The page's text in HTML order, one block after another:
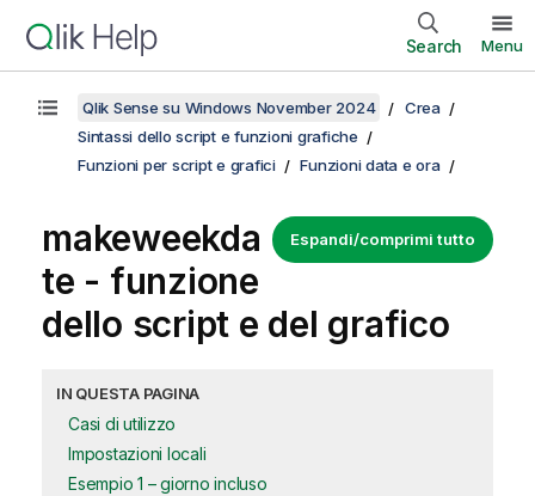
Search Menu
Qlik Sense su Windows November 2024
Crea
Sintassi dello script e funzioni grafiche
Funzioni per script e grafici
Funzioni data e ora
Espandi/comprimi tutto
makeweekda
te - funzione
dello script e del grafico
IN QUESTA PAGINA
Casi di utilizzo
Impostazioni locali
Esempio 1 – giorno incluso